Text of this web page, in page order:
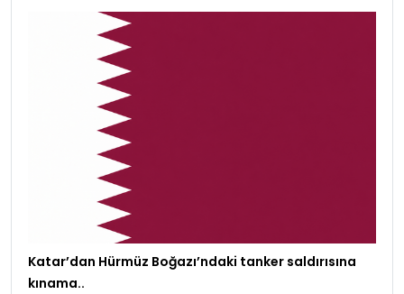
Katar’dan Hürmüz Boğazı’ndaki tanker saldırısına
kınama..